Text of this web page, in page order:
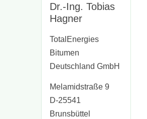
Dr.-Ing. Tobias
Hagner
TotalEnergies
Bitumen
Deutschland GmbH
Melamidstraße 9
D-25541
Brunsbüttel